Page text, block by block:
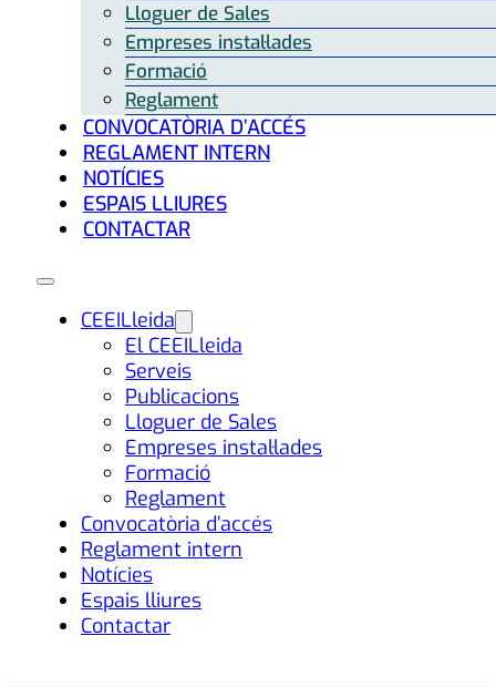
Lloguer de Sales
Empreses instal·lades
Formació
Reglament
CONVOCATÒRIA D’ACCÉS
REGLAMENT INTERN
NOTÍCIES
ESPAIS LLIURES
CONTACTAR
CEEILleida
El CEEILleida
Serveis
Publicacions
Lloguer de Sales
Empreses instal·lades
Formació
Reglament
Convocatòria d’accés
Reglament intern
Notícies
Espais lliures
Contactar